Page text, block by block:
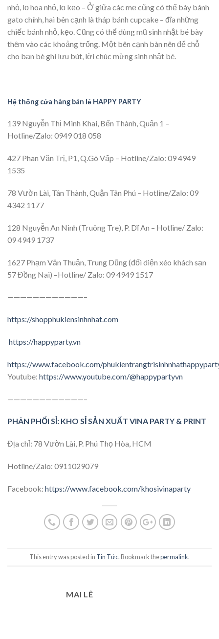
nhỏ, lọ hoa nhỏ, lọ kẹo – Ở giữa các mẹ cũng có thể bày bánh
gato chính, hai bên cạnh là tháp bánh cupcake – đĩa những
chiếc bánh nhỏ, kẹo. Cũng có thể dùng mũ sinh nhật bé bày
thêm vào các khoảng trống. Một bên cạnh bàn nên để chỗ
cho bạn bè ghi lưu bút, lời chúc mừng sinh nhật bé.
Hệ thống cửa hàng bán lẻ HAPPY PARTY
139 Nguyễn Thị Minh Khai, Bến Thành, Quận 1 –
Hotline/Zalo: 0949 018 058
427 Phan Văn Trị, P1, Q.Gò Vấp – Hotline/Zalo: 09 4949
1535
78 Vườn Lài, Tân Thành, Quận Tân Phú – Hotline/Zalo: 09
4342 1177
128 Nguyễn An Ninh (Truông Tre), P. Dĩ An – Hotline/ Zalo:
09 4949 1737
1627 Phạm Văn Thuận, Trung Dũng (đối diện xéo khách sạn
57 Đồng Nai) –Hotline/ Zalo: 09 4949 1517
————————————–
https://shopphukiensinhnhat.com
https://happyparty.vn
https://www.facebook.com/
Youtube: https://www.youtube.com/@happypartyvn
————————————–
PHÂN PHỐI SỈ: KHO SỈ SẢN XUẤT VINA PARTY & PRINT
Địa chỉ: 78 Vườn Lài, P. Phú Thọ Hòa, HCM
Hotline/Zalo: 0911029079
Facebook: https://www.facebook.com/khosivinaparty
This entry was posted in Tin Tức. Bookmark thepermalink.
MAI LÊ